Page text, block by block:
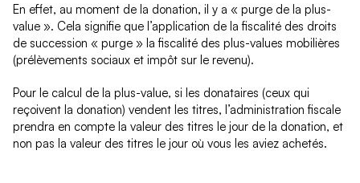
En effet, au moment de la donation, il y a « purge de la plus-
value ». Cela signifie que l’application de la fiscalité des droits
de succession « purge » la fiscalité des plus-values mobilières
(prélèvements sociaux et impôt sur le revenu).
Pour le calcul de la plus-value, si les donataires (ceux qui
reçoivent la donation) vendent les titres, l’administration fiscale
prendra en compte la valeur des titres le jour de la donation, et
non pas la valeur des titres le jour où vous les aviez achetés.